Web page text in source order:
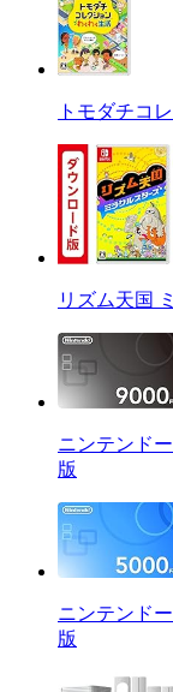
トモダチコ
リズム天国
ニンテンド
版
ニンテンド
版